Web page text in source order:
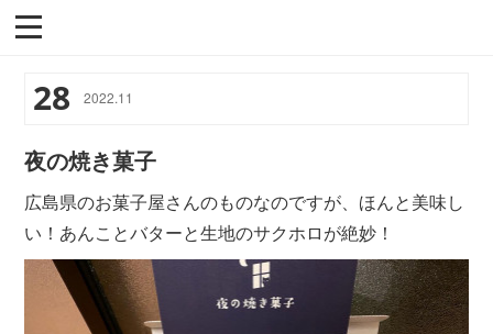
28 2022.11
夜の焼き菓子
広島県のお菓子屋さんのものなのですが、ほんと美味し
い！あんことバターと生地のサクホロが絶妙！